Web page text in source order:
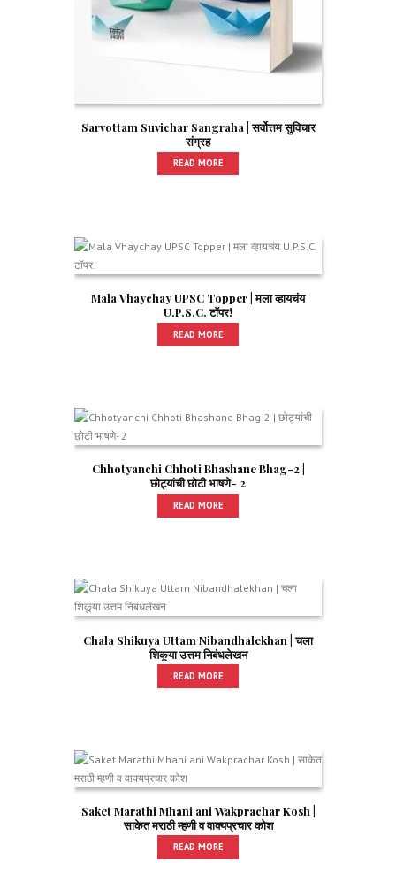
Sarvottam Suvichar Sangraha | सर्वोत्तम सुविचार
संग्रह
READ MORE
Mala Vhaychay UPSC Topper | मला व्हायचंय
U.P.S.C. टॉपर!
READ MORE
Chhotyanchi Chhoti Bhashane Bhag-2 |
छोट्यांची छोटी भाषणे- 2
READ MORE
Chala Shikuya Uttam Nibandhalekhan | चला
शिकूया उत्तम निबंधलेखन
READ MORE
Saket Marathi Mhani ani Wakprachar Kosh |
साकेत मराठी म्हणी व वाक्यप्रचार कोश
READ MORE